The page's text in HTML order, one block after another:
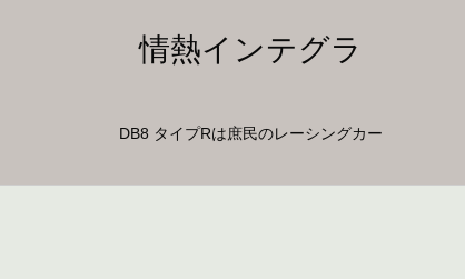
情熱インテグラ
DB8 タイプRは庶民のレーシングカー